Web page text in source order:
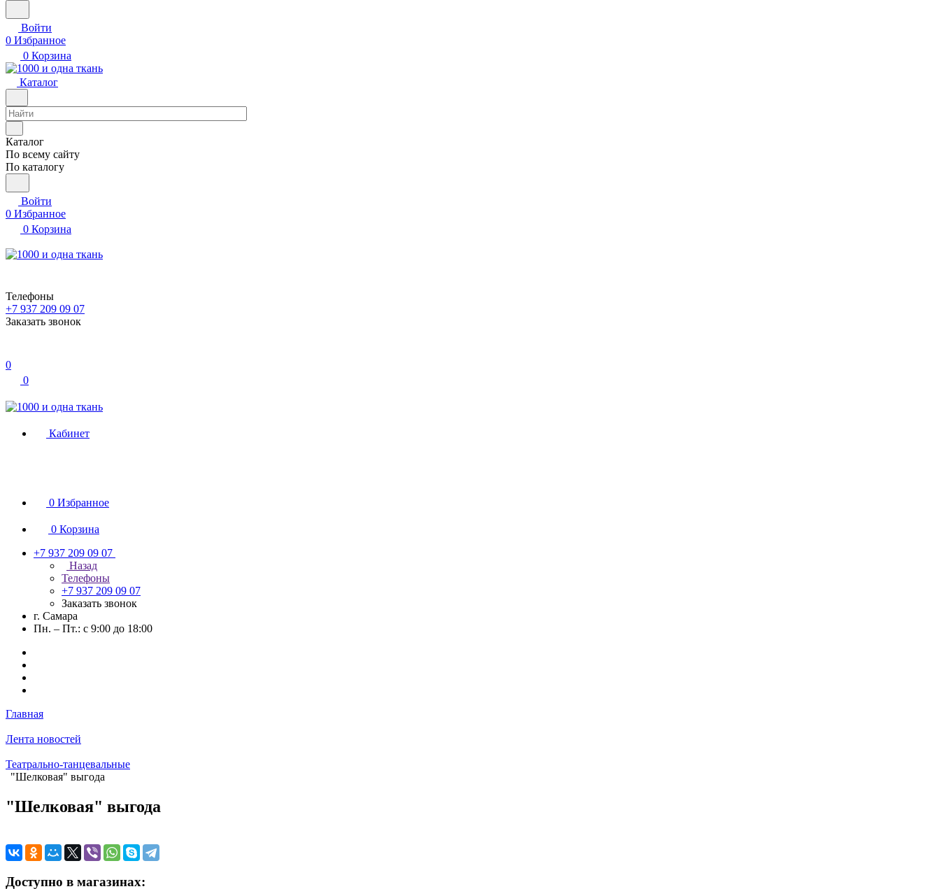
Войти
0 Избранное
0 Корзина
Каталог
Каталог
По всему сайту
По каталогу
Войти
0 Избранное
0 Корзина
Телефоны
+7 937 209 09 07
Заказать звонок
0
0
Кабинет
0 Избранное
0 Корзина
+7 937 209 09 07
Назад
Телефоны
+7 937 209 09 07
Заказать звонок
г. Самара
Пн. – Пт.: с 9:00 до 18:00
Главная
Лента новостей
Театрально-танцевальные
"Шелковая" выгода
"Шелковая" выгода
Доступно в магазинах: